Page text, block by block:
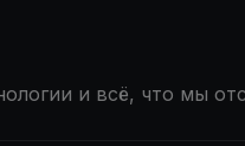
и всё, что мы